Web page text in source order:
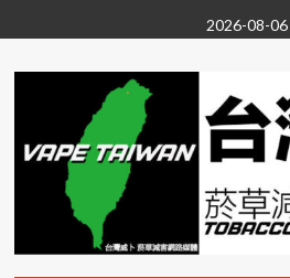
to
content
2026-08-06